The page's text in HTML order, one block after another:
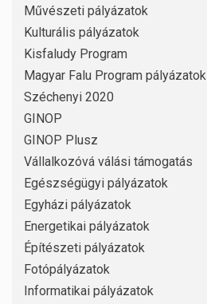
Művészeti pályázatok
Kulturális pályázatok
Kisfaludy Program
Magyar Falu Program pályázatok
Széchenyi 2020
GINOP
GINOP Plusz
Vállalkozóvá válási támogatás
Egészségügyi pályázatok
Egyházi pályázatok
Energetikai pályázatok
Építészeti pályázatok
Fotópályázatok
Informatikai pályázatok